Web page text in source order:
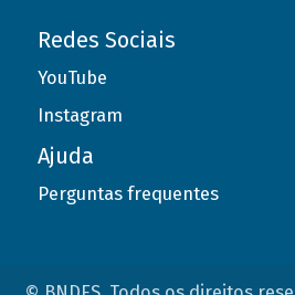
Redes Sociais
YouTube
Instagram
Ajuda
Perguntas frequentes